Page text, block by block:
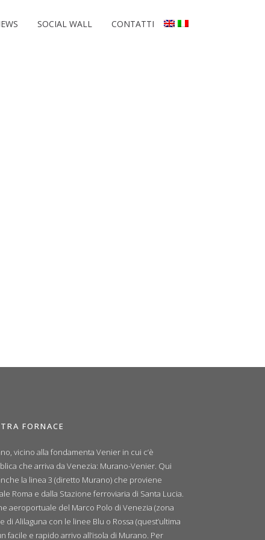
SOCIAL WALL CONTATTI
FORNACE
vicino alla fondamenta Venier in cui c’è
che arriva da Venezia: Murano-Venier. Qui
la linea 3 (diretto Murano) che proviene
Roma e dalla Stazione ferroviaria di Santa Lucia.
aeroportuale del Marco Polo di Venezia (zona
di Alilaguna con le linee Blu o Rossa (quest’ultima
facile e rapido arrivo all’isola di Murano. Per